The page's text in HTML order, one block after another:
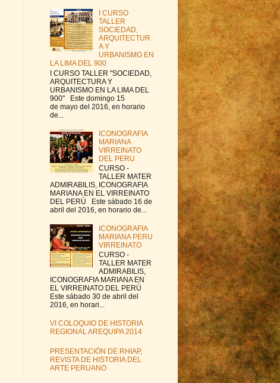
I CURSO
TALLER
SOCIEDAD,
ARQUITECTUR
A Y
URBANISMO EN
LA LIMA DEL 900
I CURSO TALLER "SOCIEDAD,
ARQUITECTURA Y
URBANISMO EN LA LIMA DEL
900" Este domingo 15
de mayo del 2016, en horario
de...
ICONOGRAFIA
MARIANA
VIRREINATO
DEL PERU
CURSO -
TALLER MATER
ADMIRABILIS, ICONOGRAFIA
MARIANA EN EL VIRREINATO
DEL PERÚ Este sábado 16 de
abril del 2016, en horario de...
ICONOGRAFIA
MARIANA PERU
VIRREINATO
CURSO -
TALLER MATER
ADMIRABILIS,
ICONOGRAFIA MARIANA EN
EL VIRREINATO DEL PERÚ
Este sábado 30 de abril del
2016, en horari...
VI COLOQUIO DE HISTORIA
REGIONAL AREQUIPA 2014
PRESENTACIÓN DE RHIAP,
REVISTA DE HISTORIA DEL
ARTE PERUANO